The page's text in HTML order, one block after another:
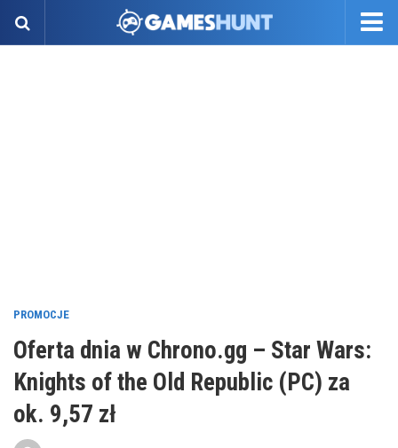
PROMOCJE
Oferta dnia w Chrono.gg – Star Wars:
Knights of the Old Republic (PC) za
ok. 9,57 zł